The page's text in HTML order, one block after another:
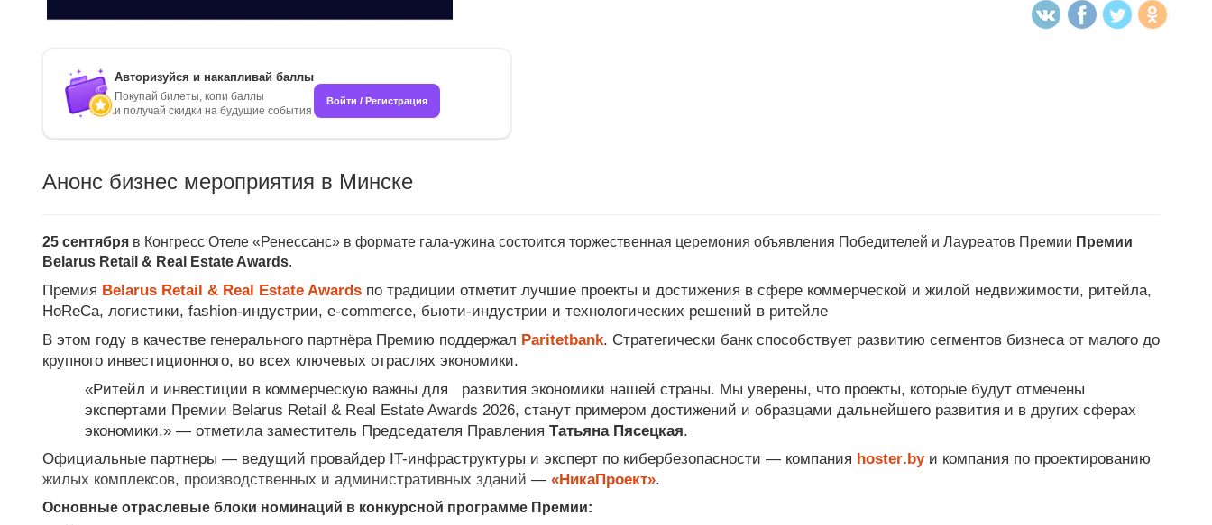
Авторизуйся и накапливай баллы
Покупай билеты, копи баллы
и получай скидки на будущие события
Войти / Регистрация
Анонс бизнес мероприятия в Минске
25 сентября в Конгресс Отеле «Ренессанс» в формате гала-ужина состоится торжественная церемония объявления Победителей и Лауреатов Премии Премии
Belarus Retail & Real Estate Awards.
Премия Belarus Retail & Real Estate Awards по традиции отметит лучшие проекты и достижения в сфере коммерческой и жилой недвижимости, ритейла,
HoReCa, логистики, fashion-индустрии, e-commerce, бьюти-индустрии и технологических решений в ритейле
В этом году в качестве генерального партнёра Премию поддержал Paritetbank. Стратегически банк способствует развитию сегментов бизнеса от малого до
крупного инвестиционного, во всех ключевых отраслях экономики.
«Ритейл и инвестиции в коммерческую важны для
развития экономики нашей страны. Мы уверены, что проекты, которые будут отмечены
экспертами Премии Belarus Retail & Real Estate Awards 2026, станут примером достижений и образцами дальнейшего развития и в других сферах
экономики.» — отметила заместитель Председателя ПравленияТатьяна Пясецкая.
Официальные партнеры — ведущий провайдер IT-инфраструктуры и эксперт по кибербезопасности — компания hoster.byи компания по проектированию
жилых комплексов, производственных и административных зданий — «НикаПроект».
Основные отраслевые блоки номинаций в конкурсной программе Премии: